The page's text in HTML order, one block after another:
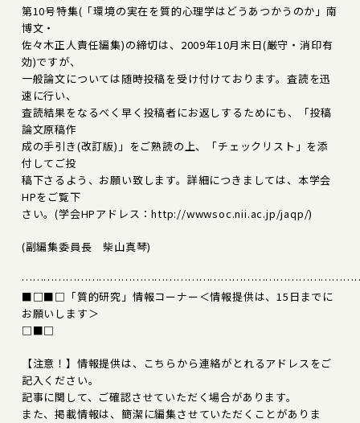
第10号特集(「環境の実在を質的心理学はどうあつかうのか」南
博文・
佐々木正人責任編集)の締切は、2009年10月末日(厳守・消印有
効)ですが、
一般論文については随時投稿を受け付けております。査読を迅
速に行い、
査読結果をなるべく早く投稿者にお返しするためにも、「投稿
論文原稿作
成の手引き(改訂版)」をご熟読の上、「チェックリスト」を添
付してご投
稿下さるよう、お願い致します。詳細につきましては、本学会
HPをご覧下
さい。(学会HPアドレス：http://wwwsoc.nii.ac.jp/jaqp/)
(副編集委員長 柴山真琴)
■□■□「質的研究」情報コーナー＜情報提供は、15日までに
お願いします＞
□■□
【注意！】情報提供は、こちらから連絡がとれるアドレスをご
記入ください。
記事に関して、ご確認させていただく場合があります。
また、掲載情報は、簡潔に編集させていただくことがありま